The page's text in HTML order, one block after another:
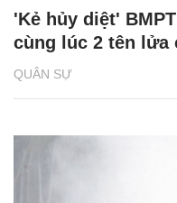
QUÂN SỰ
'Kẻ hủy diệt'
cùng lúc 2 tên lửa